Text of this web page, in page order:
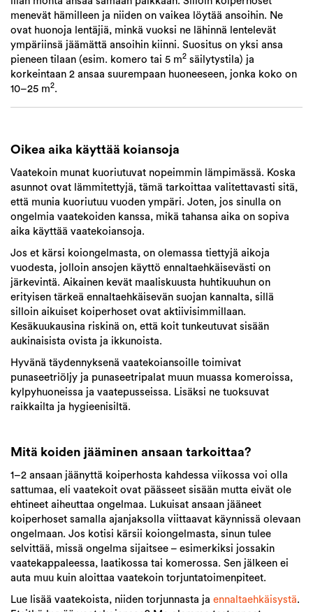
menevät hämilleen ja niiden on vaikea löytää ansoihin. Ne
ovat huonoja lentäjiä, minkä vuoksi ne lähinnä lentelevät
ympäriinsä jäämättä ansoihin kiinni. Suositus on yksi ansa
pieneen tilaan (esim. komero tai 5 m2 säilytystila) ja
korkeintaan 2 ansaa suurempaan huoneeseen, jonka koko on
10–25 m2.
Oikea aika käyttää koiansoja
Vaatekoin munat kuoriutuvat nopeimmin lämpimässä. Koska
asunnot ovat lämmitettyjä, tämä tarkoittaa valitettavasti sitä,
että munia kuoriutuu vuoden ympäri. Joten, jos sinulla on
ongelmia vaatekoiden kanssa, mikä tahansa aika on sopiva
aika käyttää vaatekoiansoja.
Jos et kärsi koiongelmasta, on olemassa tiettyjä aikoja
vuodesta, jolloin ansojen käyttö ennaltaehkäisevästi on
järkevintä. Aikainen kevät maaliskuusta huhtikuuhun on
erityisen tärkeä ennaltaehkäisevän suojan kannalta, sillä
silloin aikuiset koiperhoset ovat aktiivisimmillaan.
Kesäkuukausina riskinä on, että koit tunkeutuvat sisään
aukinaisista ovista ja ikkunoista.
Hyvänä täydennyksenä vaatekoiansoille toimivat
punaseetriöljy ja punaseetripalat muun muassa komeroissa,
kylpyhuoneissa ja vaatepusseissa. Lisäksi ne tuoksuvat
raikkailta ja hygieenisiltä.
Mitä koiden jääminen ansaan tarkoittaa?
1–2 ansaan jäänyttä koiperhosta kahdessa viikossa voi olla
sattumaa, eli vaatekoit ovat päässeet sisään mutta eivät ole
ehtineet aiheuttaa ongelmaa. Lukuisat ansaan jääneet
koiperhoset samalla ajanjaksolla viittaavat käynnissä olevaan
ongelmaan. Jos kotisi kärsii koiongelmasta, sinun tulee
selvittää, missä ongelma sijaitsee – esimerkiksi jossakin
vaatekappaleessa, laatikossa tai komerossa. Sen jälkeen ei
auta muu kuin aloittaa vaatekoin torjuntatoimenpiteet.
Lue lisää vaatekoista, niiden torjunnasta ja ennaltaehkäisystä.